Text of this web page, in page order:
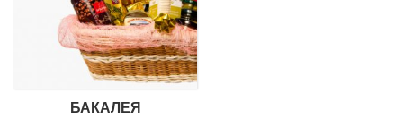
БАКАЛЕЯ